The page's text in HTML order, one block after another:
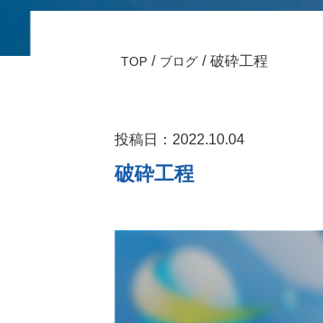
TOP ブログ 破砕工程
投稿日：2022.10.04
破砕工程